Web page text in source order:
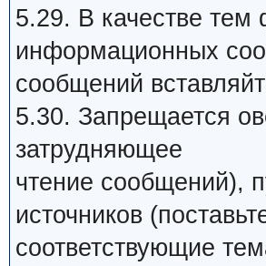
5.29. В качестве тем
информационных
сообщений
5.30. Запрещается
затрудняющее
чтение сообщений),
источников
соответствующие